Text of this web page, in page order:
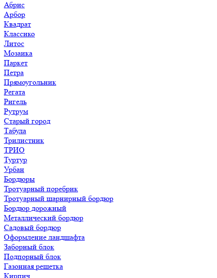
Абрис
Арбор
Квадрат
Классико
Литос
Мозаика
Паркет
Петра
Прямоугольник
Регата
Ригель
Рутрум
Старый город
Табула
Трилистник
ТРИО
Туртур
Урбан
Бордюры
Тротуарный поребрик
Тротуарный шарнирный бордюр
Бордюр дорожный
Металлический бордюр
Садовый бордюр
Оформление ландшафта
Заборный блок
Подпорный блок
Газонная решетка
Кирпич